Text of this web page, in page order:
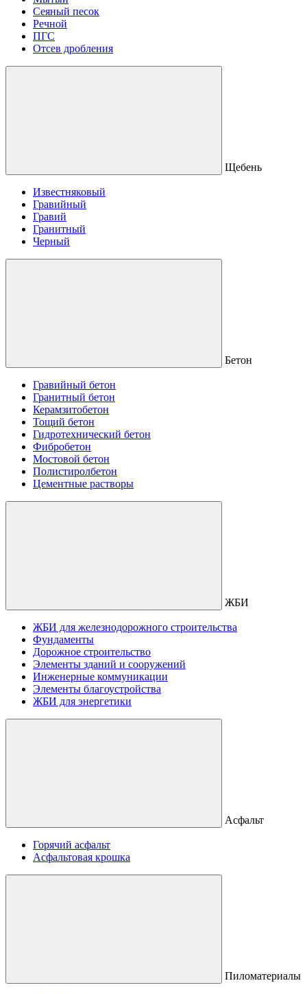
Сеяный песок
Речной
ПГС
Отсев дробления
Щебень
Известняковый
Гравийный
Гравий
Гранитный
Черный
Бетон
Гравийный бетон
Гранитный бетон
Керамзитобетон
Тощий бетон
Гидротехнический бетон
Фибробетон
Мостовой бетон
Полистиролбетон
Цементные растворы
ЖБИ
ЖБИ для железнодорожного строительства
Фундаменты
Дорожное строительство
Элементы зданий и сооружений
Инженерные коммуникации
Элементы благоустройства
ЖБИ для энергетики
Асфальт
Горячий асфальт
Асфальтовая крошка
Пиломатериалы